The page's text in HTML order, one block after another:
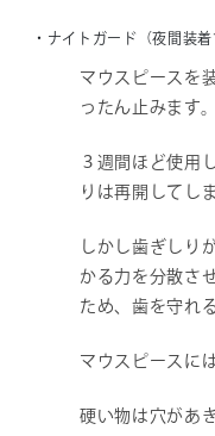
・ナイトガード（夜間装
マウスピースを
ったん止みます。
３週間ほど使用
りは再開してし
しかし歯ぎしり
かる力を分散さ
ため、歯を守れ
マウスピースに
硬い物は穴があ